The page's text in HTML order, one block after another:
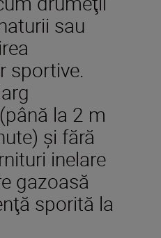
sau
sportive.
la 2 m
şi fără
inelare
gazoasă
sporită la